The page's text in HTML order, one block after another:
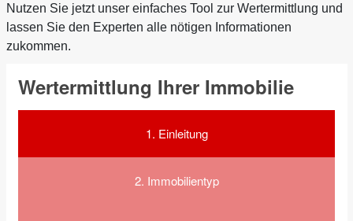
Nutzen Sie jetzt unser einfaches Tool zur Wertermittlung und
lassen Sie den Experten alle nötigen Informationen
zukommen.